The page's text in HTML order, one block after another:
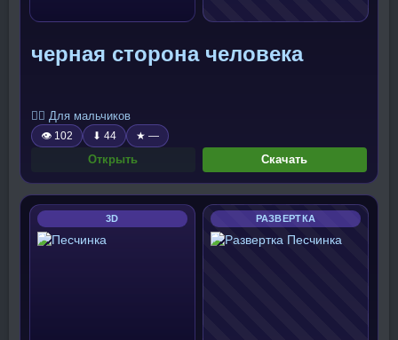
черная сторона человека
🧍‍♂️ Для мальчиков
👁 102 ⬇ 44 ★ —
Открыть Скачать
3D РАЗВЕРТКА